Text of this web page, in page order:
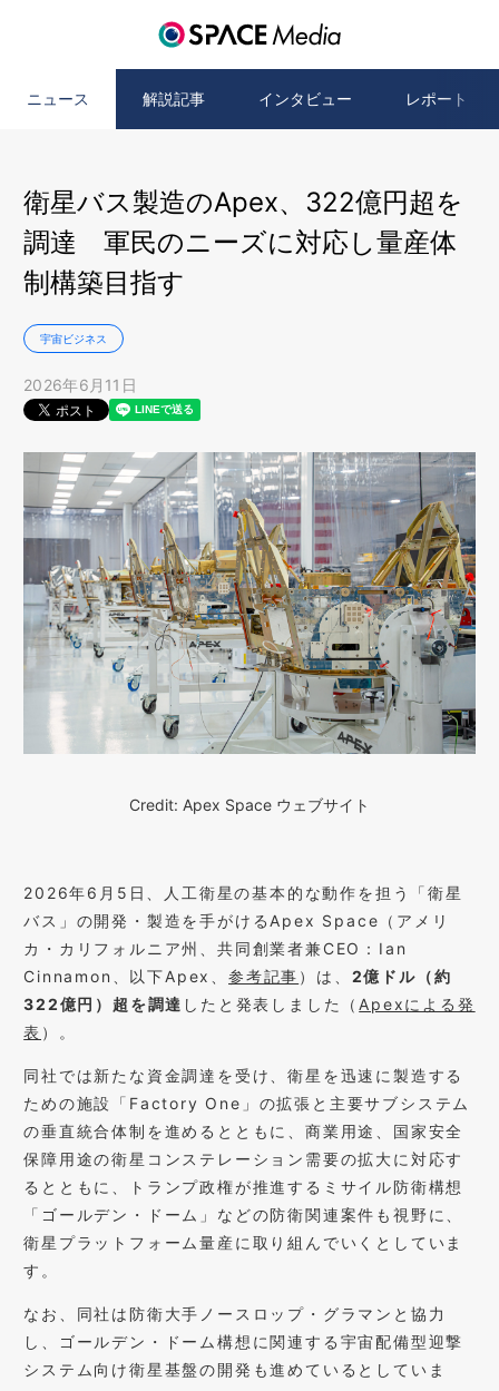
ニュース 解説記事 インタビュー レポート
衛星バス製造のApex、322億円超を
調達 軍民のニーズに対応し量産体
制構築目指す
宇宙ビジネス
2026年6月11日
Credit: Apex Space ウェブサイト
2026年6月5日、人工衛星の基本的な動作を担う「衛星
バス」の開発・製造を手がけるApex Space（アメリ
カ・カリフォルニア州、共同創業者兼CEO：Ian
Cinnamon、以下Apex、参考記事 ）は、 2億ドル（約
322億円）超を調達 したと発表しました（ Apexによる発
表 ）。
同社では新たな資金調達を受け、衛星を迅速に製造する
ための施設「Factory One」の拡張と主要サブシステム
の垂直統合体制を進めるとともに、商業用途、国家安全
保障用途の衛星コンステレーション需要の拡大に対応す
るとともに、トランプ政権が推進するミサイル防衛構想
「ゴールデン・ドーム」などの防衛関連案件も視野に、
衛星プラットフォーム量産に取り組んでいくとしていま
す。
なお、同社は防衛大手ノースロップ・グラマンと協力
し、ゴールデン・ドーム構想に関連する宇宙配備型迎撃
システム向け衛星基盤の開発も進めているとしていま